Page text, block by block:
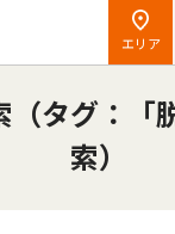
エリア
（タグ：「
索）